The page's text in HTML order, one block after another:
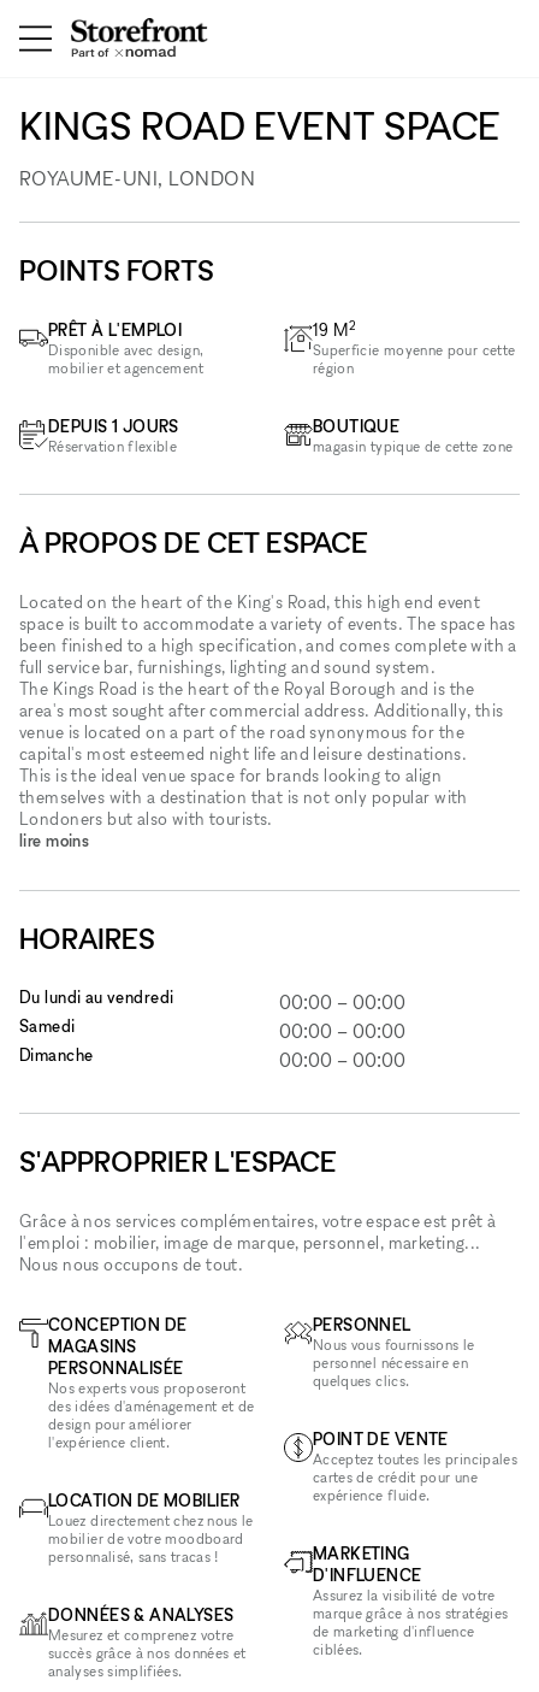
KINGS ROAD EVENT SPACE
ROYAUME-UNI, LONDON
POINTS FORTS
PRÊT À L'EMPLOI
Disponible avec design,
mobilier et agencement
DEPUIS 1 JOURS
Réservation flexible
19 M2
Superficie moyenne pour cette
région
BOUTIQUE
magasin typique de cette zone
À PROPOS DE CET ESPACE
Located on the heart of the King's Road, this high end event
space is built to accommodate a variety of events. The space has
been finished to a high specification, and comes complete with a
full service bar, furnishings, lighting and sound system.
The Kings Road is the heart of the Royal Borough and is the
area's most sought after commercial address. Additionally, this
venue is located on a part of the road synonymous for the
capital's most esteemed night life and leisure destinations.
This is the ideal venue space for brands looking to align
themselves with a destination that is not only popular with
Londoners but also with tourists.
lire moins
HORAIRES
Du lundi au vendredi 00:00 – 00:00
Samedi 00:00 – 00:00
Dimanche 00:00 – 00:00
S'APPROPRIER L'ESPACE
Grâce à nos services complémentaires, votre espace est prêt à
l'emploi : mobilier, image de marque, personnel, marketing...
Nous nous occupons de tout.
CONCEPTION DE
MAGASINS
PERSONNALISÉE
Nos experts vous proposeront
des idées d'aménagement et de
design pour améliorer
l'expérience client.
LOCATION DE MOBILIER
Louez directement chez nous le
mobilier de votre moodboard
personnalisé, sans tracas !
DONNÉES & ANALYSES
Mesurez et comprenez votre
succès grâce à nos données et
analyses simplifiées.
PERSONNEL
Nous vous fournissons le
personnel nécessaire en
quelques clics.
POINT DE VENTE
Acceptez toutes les principales
cartes de crédit pour une
expérience fluide.
MARKETING
D'INFLUENCE
Assurez la visibilité de votre
marque grâce à nos stratégies
de marketing d'influence
ciblées.